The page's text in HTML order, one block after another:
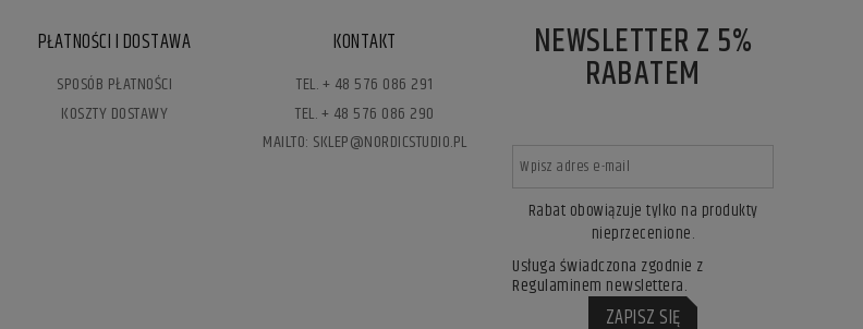
PŁATNOŚCI I DOSTAWA
SPOSÓB PŁATNOŚCI
KOSZTY DOSTAWY
KONTAKT
TEL. + 48 576 086 291
TEL. + 48 576 086 290
MAILTO: SKLEP@NORDICSTUDIO.PL
NEWSLETTER Z 5%
RABATEM
Rabat obowiązuje tylko na produkty
nieprzecenione.
ZAPISZ SIĘ
Usługa świadczona zgodnie z
Regulaminem newslettera.